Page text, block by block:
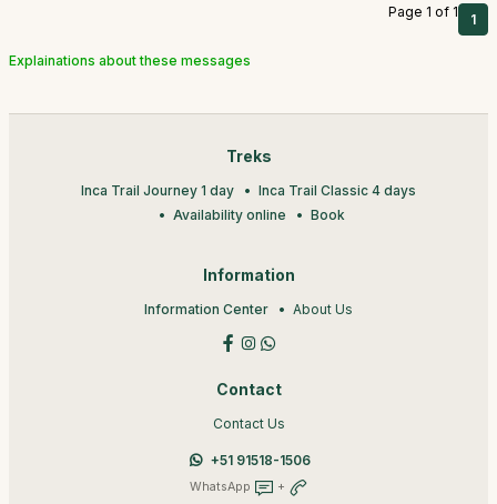
Page 1 of 1 1
Explainations about these messages
Treks
Inca Trail Journey 1 day
Inca Trail Classic 4 days
Availability online
Book
Information
Information Center About Us
Contact
Contact Us
+51 91518-1506
WhatsApp +